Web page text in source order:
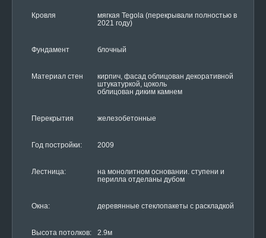
Кровля
мягкая Tegola (перекрывали полностью в
2021 году)
Фундамент блочный
Материал стен
кирпич, фасад облицован декоративной
штукатуркой, цоколь
облицован диким камнем
Перекрытия железобетонные
Год постройки: 2009
Лестница:
на монолитном основании. ступени и
перилла отделаны дубом
Окна: деревянные стеклопакеты с раскладкой
Высота потолков: 2.9м